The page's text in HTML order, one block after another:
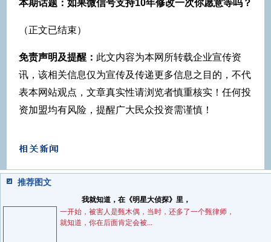
本期话题：如果微信号支持10年修改一次你愿意等吗？
（正文已结束）
免责声明及提醒： 此文内容为本网所转载企业宣传资
讯，该相关信息仅为宣传及传递更多信息之目的，不代
表本网站观点，文章真实性请浏览者慎重核实！任何投
资加盟均有风险，提醒广大民众投资需谨慎！
推荐图文
我就知道，在《明星大侦探》里，
一开始，被害人是甄木偶，当时，还多了一个甄律师，
就知道，你在后面肯定会被...